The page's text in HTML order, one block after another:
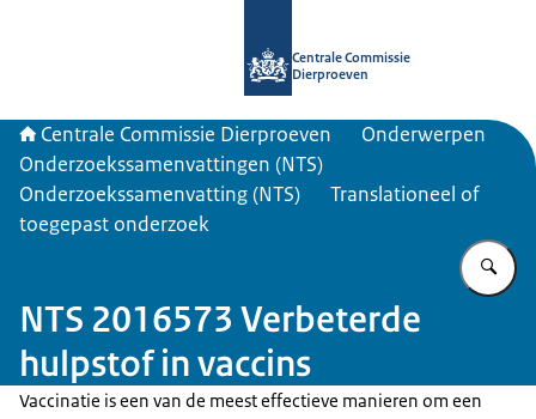
Centrale Commissie
Dierproeven
Centrale Commissie Dierproeven
Onderwerpen
Onderzoekssamenvattingen (NTS)
Onderzoekssamenvatting (NTS)
Translationeel of
toegepast onderzoek
NTS 2016573 Verbeterde
hulpstof in vaccins
Vaccinatie is een van de meest effectieve manieren om een